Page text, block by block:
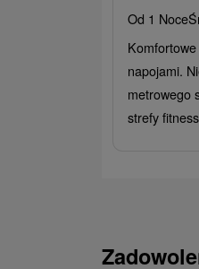
Od 1 Noce
napojami.
metrowego
strefy